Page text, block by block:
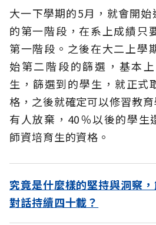
大一下學期的5月，就會開
的第一階段，在系上成績只
第一階段。之後在大二上學
始第二階段的篩選，基本
生，篩選到的學生，就正式
格，之後就確定可以修習教
有人放棄，40％以後的學生
師資培育生的資格。
究竟是什麼樣的堅持與洞察
對話持續四十載？